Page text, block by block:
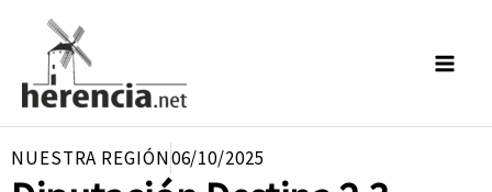
contenido
NUESTRA REGIÓN06/10/2025